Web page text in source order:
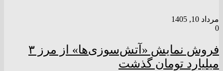
مرداد 10, 1405
0
فروش نمایش «آتش‌سوزی‌ها» از مرز ٣
میلیارد تومان گذشت